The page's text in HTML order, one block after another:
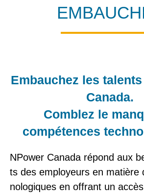
Embauchez les
Canada.
Comblez le
compétences
NPower Canada répond aux
ts des employeurs en matière
nologiques en offrant un